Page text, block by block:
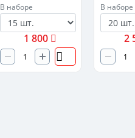
В наборе
1 800
В наборе
2